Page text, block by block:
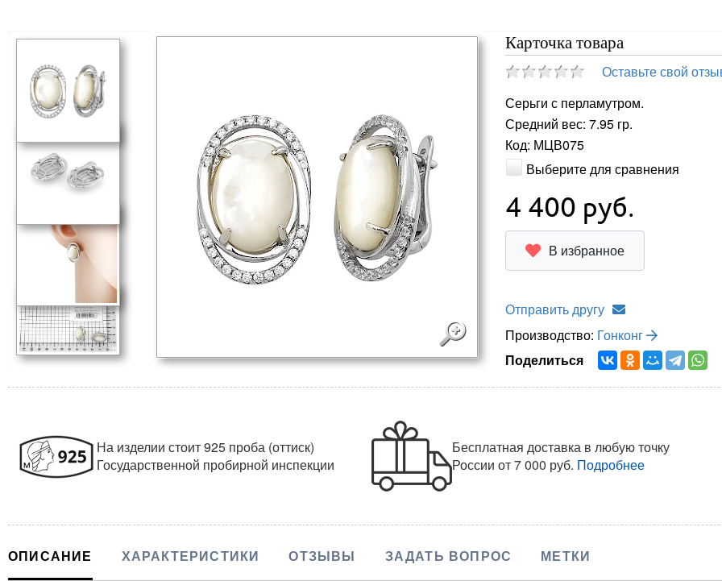
Карточка товара
Оставьте свой
Серьги с перламутром.
Средний вес: 7.95 гр.
Код: МЦВ075
Выберите для сравнения
4 400 руб.
В избранное
Отправить другу
Производство: Гонконг
Поделиться
На изделии стоит 925 проба (оттиск)
Государственной пробирной инспекции
Бесплатная доставка в любую точку
Россииот 7 000 руб. Подробнее
ОПИСАНИЕ ХАРАКТЕРИСТИКИ ОТЗЫВЫ ЗАДАТЬ ВОПРОС МЕТКИ